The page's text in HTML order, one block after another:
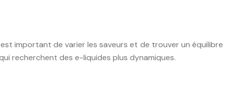
important de varier les saveurs et de trouver un équilibre
recherchent des e-liquides plus dynamiques.